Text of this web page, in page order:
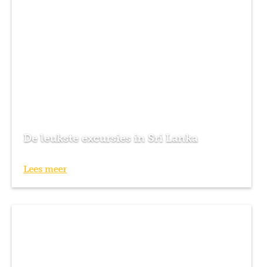
De leukste excursies in Sri Lanka
Lees meer